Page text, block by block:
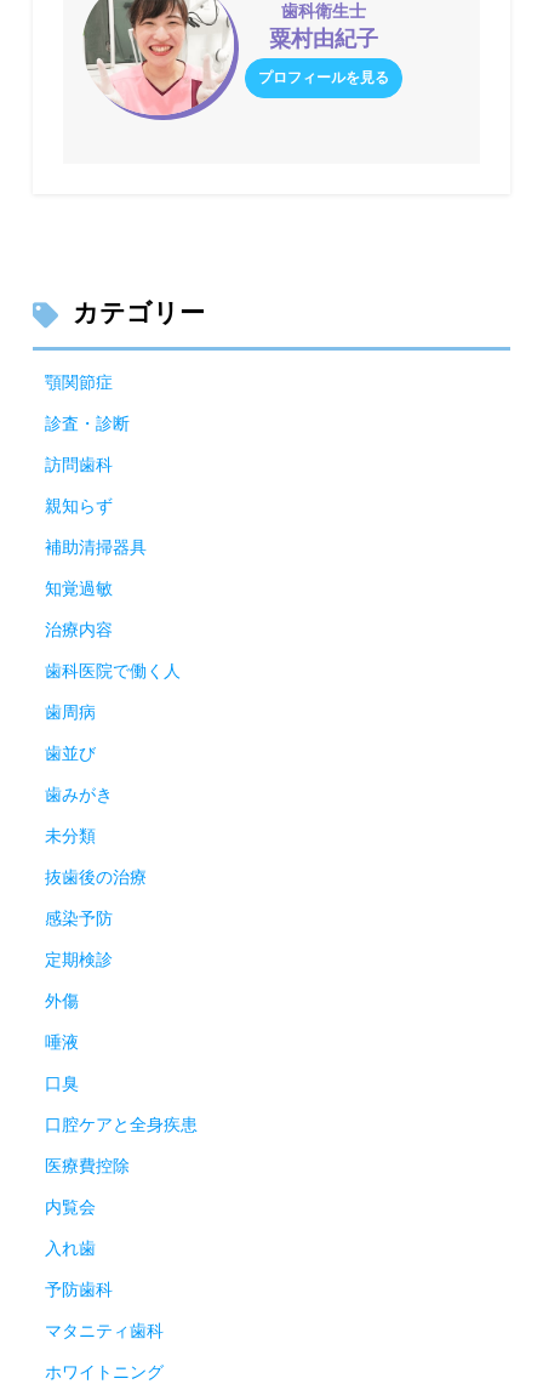
歯科衛生士
粟村由紀子
プロフィールを見る
カテゴリー
顎関節症
診査・診断
訪問歯科
親知らず
補助清掃器具
知覚過敏
治療内容
歯科医院で働く人
歯周病
歯並び
歯みがき
未分類
抜歯後の治療
感染予防
定期検診
外傷
唾液
口臭
口腔ケアと全身疾患
医療費控除
内覧会
入れ歯
予防歯科
マタニティ歯科
ホワイトニング